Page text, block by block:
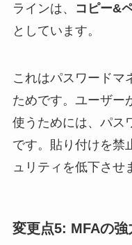
ラインは、
コピー&
としています。
これはパスワードマ
ためです。ユーザー
使うためには、パス
です。貼り付けを禁
ュリティを低下させ
変更点5: MFAの強